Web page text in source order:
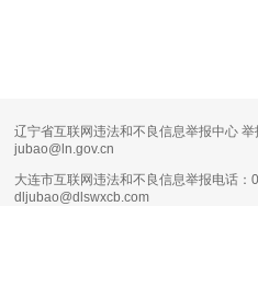
辽宁省互联网违法和不良信息举报中心
jubao@ln.gov.cn
大连市互联网违法和不良信息举报电话：
dljubao@dlswxcb.com